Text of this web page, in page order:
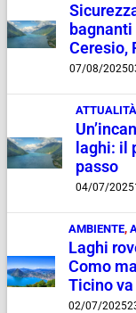
Ceresio,
07/08/2025
ATTUALITÀ
laghi: il
passo
04/07/2025
AMBIENTE,
Laghi
Como
Ticino
02/07/2025